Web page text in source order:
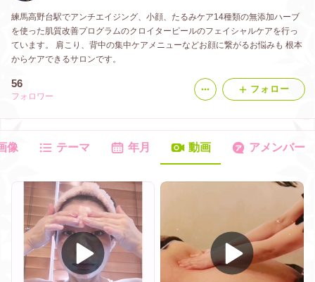
練馬高野台駅でアンチエイジング、小顔、たるみケア14種類の無添加ハーブ
を使った肌質改善プログラムのクロイターピールのフェイシャルケアを行っ
ています。 肩こり、背中の集中ケアメニューなどお顔に繋がるお悩みも 根本
からケアできるサロンです。
56
フォロワー
フォロー
像 テーマ 年月 動画 アメンバー